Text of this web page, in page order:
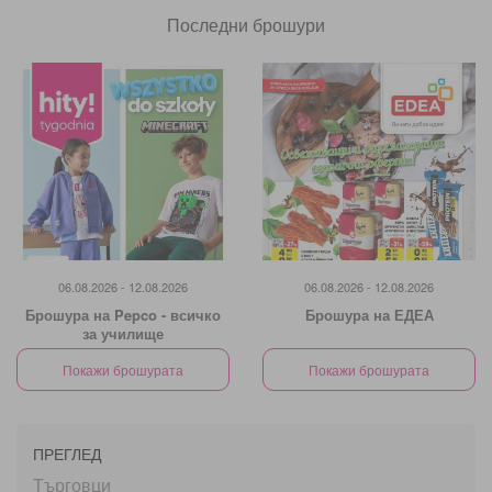
Последни брошури
06.08.2026 - 12.08.2026
Брошура на Pepco - всичко
за училище
Покажи брошурата
06.08.2026 - 12.08.2026
Брошура на ЕДЕА
Покажи брошурата
ПРЕГЛЕД
Търговци